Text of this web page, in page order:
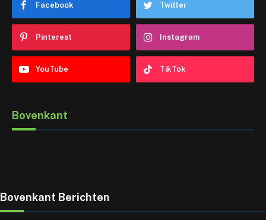
Facebook Twitter
Pinterest Instagram
YouTube TikTok
Bovenkant
Bovenkant Berichten